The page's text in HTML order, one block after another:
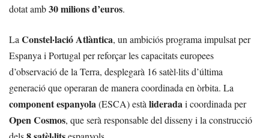
dotat amb30 milions d’euros.
La Constel·lació Atlàntica, un ambiciós programa impulsat per
Espanya i Portugal per reforçar les capacitats europees
d’observació de la Terra, desplegarà 16 satèl·lits d’última
generació que operaran de manera coordinada en òrbita. La
component espanyola(ESCA) està lideradai coordinada per
Open Cosmos, que serà responsable del disseny i la construcció